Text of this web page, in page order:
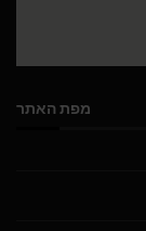
מפת האתר